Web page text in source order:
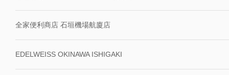
全家便利商店 石垣機場航廈店
EDELWEISS OKINAWA ISHIGAKI